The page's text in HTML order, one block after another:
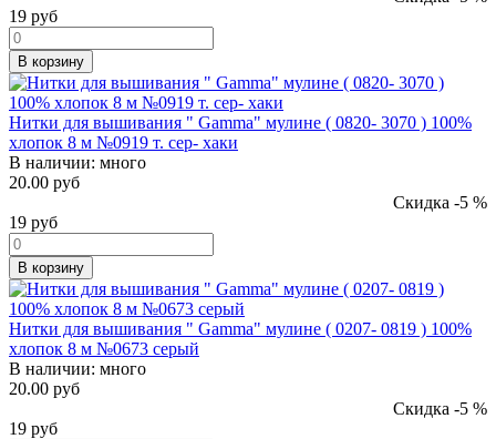
19 руб
В корзину
Нитки для вышивания " Gamma" мулине ( 0820- 3070 ) 100%
хлопок 8 м №0919 т. сер- хаки
В наличии: много
20.00 руб
Скидка -5 %
19 руб
В корзину
Нитки для вышивания " Gamma" мулине ( 0207- 0819 ) 100%
хлопок 8 м №0673 серый
В наличии: много
20.00 руб
Скидка -5 %
19 руб